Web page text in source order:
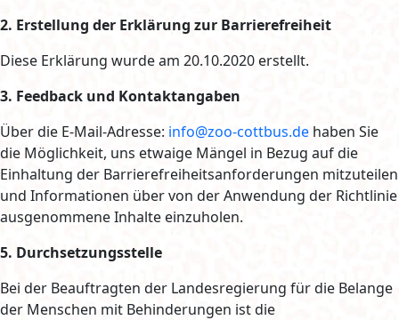
2. Erstellung der Erklärung zur Barrierefreiheit
Diese Erklärung wurde am 20.10.2020 erstellt.
3. Feedback und Kontaktangaben
Über die E-Mail-Adresse: info@zoo-cottbus.de haben Sie
die Möglichkeit, uns etwaige Mängel in Bezug auf die
Einhaltung der Barrierefreiheitsanforderungen mitzuteilen
und Informationen über von der Anwendung der Richtlinie
ausgenommene Inhalte einzuholen.
5. Durchsetzungsstelle
Bei der Beauftragten der Landesregierung für die Belange
der Menschen mit Behinderungen ist die